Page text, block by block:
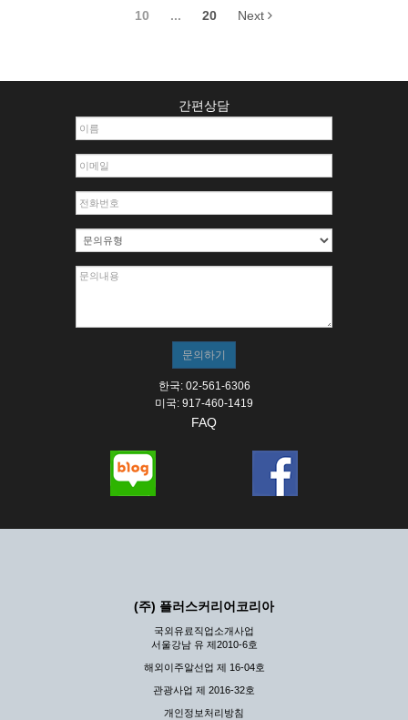
10 ... 20 Next
간편상담
한국: 02-561-6306
미국: 917-460-1419
FAQ
(주) 플러스커리어코리아
국외유료직업소개사업
서울강남 유 제2010-6호
해외이주알선업 제 16-04호
관광사업 제 2016-32호
개인정보처리방침